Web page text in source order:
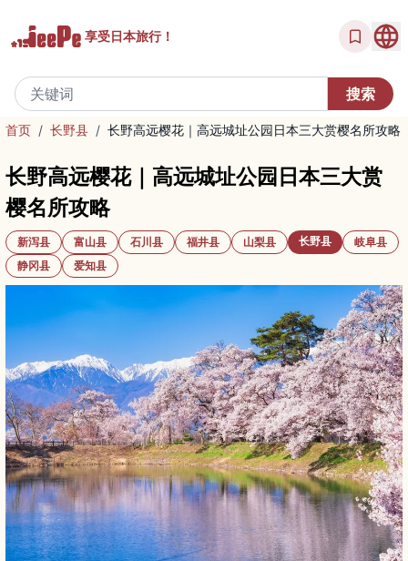
享受日本旅行！
首页 / 长野县 / 长野高远樱花｜高远城址公园日本三大赏樱名所攻略
长野高远樱花｜高远城址公园日本三大赏
樱名所攻略
新泻县 富山县 石川县 福井县 山梨县 长野县
岐阜县
静冈县
爱知县